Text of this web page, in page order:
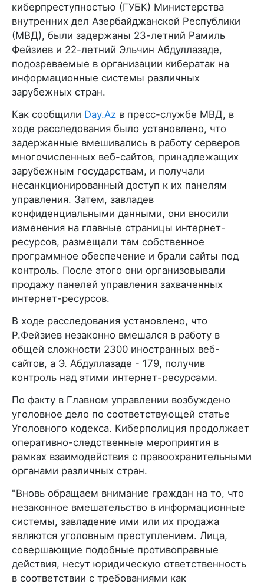
киберпреступностью (ГУБК) Министерства
внутренних дел Азербайджанской Республики
(МВД), были задержаны 23-летний Рамиль
Фейзиев и 22-летний Эльчин Абдуллазаде,
подозреваемые в организации кибератак на
информационные системы различных
зарубежных стран.
Как сообщили Day.Az в пресс-службе МВД, в
ходе расследования было установлено, что
задержанные вмешивались в работу серверов
многочисленных веб-сайтов, принадлежащих
зарубежным государствам, и получали
несанкционированный доступ к их панелям
управления. Затем, завладев
конфиденциальными данными, они вносили
изменения на главные страницы интернет-
ресурсов, размещали там собственное
программное обеспечение и брали сайты под
контроль. После этого они организовывали
продажу панелей управления захваченных
интернет-ресурсов.
В ходе расследования установлено, что
Р.Фейзиев незаконно вмешался в работу в
общей сложности 2300 иностранных веб-
сайтов, а Э. Абдуллазаде - 179, получив
контроль над этими интернет-ресурсами.
По факту в Главном управлении возбуждено
уголовное дело по соответствующей статье
Уголовного кодекса. Киберполиция продолжает
оперативно-следственные мероприятия в
рамках взаимодействия с правоохранительными
органами различных стран.
"Вновь обращаем внимание граждан на то, что
незаконное вмешательство в информационные
системы, завладение ими или их продажа
являются уголовным преступлением. Лица,
совершающие подобные противоправные
действия, несут юридическую ответственность
в соответствии с требованиями как